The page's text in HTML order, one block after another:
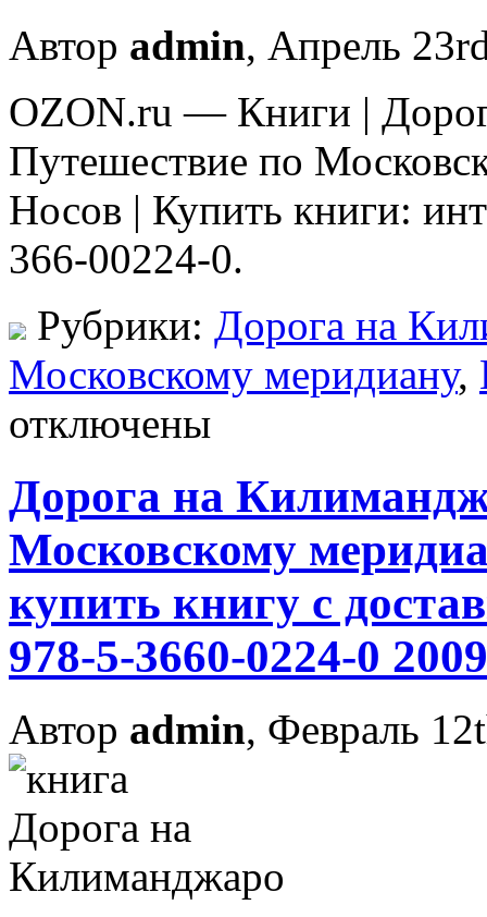
Автор admin, Апрель
OZON.ru — Книги |
Путешествие по
Носов | Купить книги:
366-00224-0.
Рубрики: Дорога на
Московскому меридиану,
отключены
Дорога на
Московскому
купить книгу с
978-5-3660-0224-0
Автор admin, Февраль